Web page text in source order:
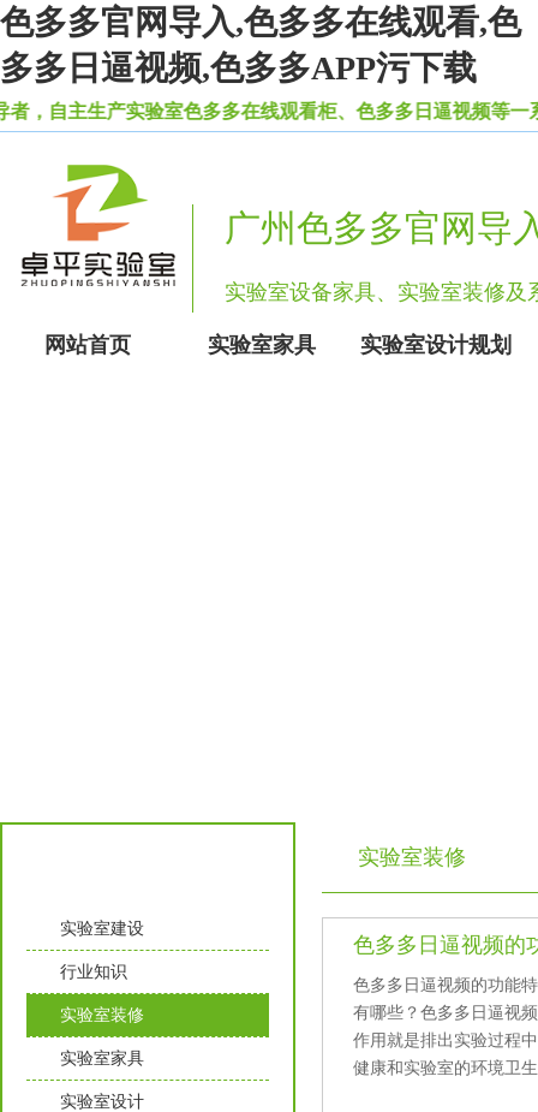
色多多官网导入,色多多在线观看,色
多多日逼视频,色多多APP污下载
自主生产实验室色多多在线观看柜、色多多日逼视频等一系
广州色多多官网导
实验室设备家具、实验室装修
网站首页 实验室家具 实验室设计规划
实验室建设
行业知识
实验室装修
实验室家具
实验室设计
实验室装修
色多多日逼视频的
色多多日逼视频的功能特
有哪些？色多多日逼视
作用就是排出实验过程中
健康和实验室的环境卫生